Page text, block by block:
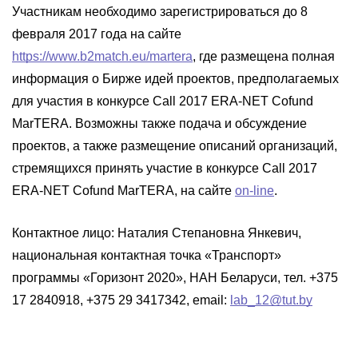
Участникам необходимо зарегистрироваться до 8
февраля 2017 года на сайте
https://www.b2match.eu/martera, где размещена полная
информация о Бирже идей проектов, предполагаемых
для участия в конкурсе Сall 2017 ERA-NET Cofund
MarTERA. Возможны также подача и обсуждение
проектов, а также размещение описаний организаций,
стремящихся принять участие в конкурсе Сall 2017
ERA-NET Cofund MarTERA, на сайте on-line.
Контактное лицо: Наталия Степановна Янкевич,
национальная контактная точка «Транспорт»
программы «Горизонт 2020», НАН Беларуси, тел. +375
17 2840918, +375 29 3417342, email: lab_12@tut.by